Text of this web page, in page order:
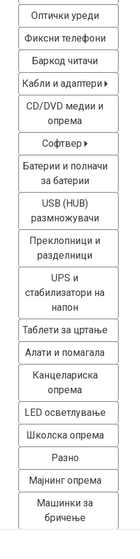
Оптички уреди
Фиксни телефони
Баркод читачи
Кабли и адаптери
CD/DVD медии и
опрема
Софтвер
Батерии и полначи
за батерии
USB (HUB)
размножувачи
Преклопници и
разделници
UPS и
стабилизатори на
напон
Таблети за цртање
Алати и помагала
Канцелариска
опрема
LED осветлување
Школска опрема
Разно
Мајнинг опрема
Машинки за
бричење